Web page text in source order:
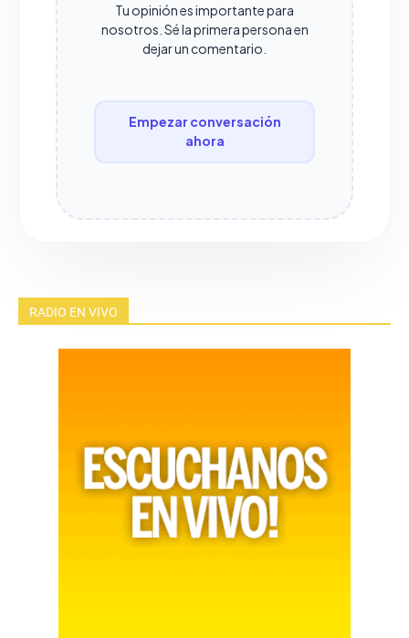
Tu opinión es importante para
nosotros. Sé la primera persona en
dejar un comentario.
Empezar conversación
ahora
RADIO EN VIVO